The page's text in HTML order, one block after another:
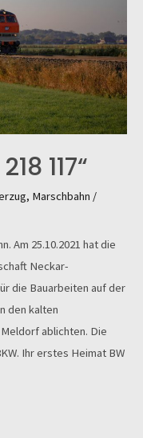
117“
, Marschbahn /
Am 25.10.2021 hat die
Neckar-
die Bauarbeiten auf der
den kalten
ablichten. Die
Ihr erstes Heimat BW